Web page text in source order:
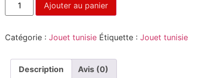
Ajouter au panier
Catégorie : Jouet tunisie Étiquette : Jouet tunisie
Description Avis (0)